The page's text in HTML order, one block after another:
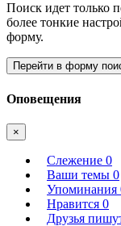
Поиск идет только
более тонкие
форму.
Перейти в форму
Оповещения
×
Слежение 0
Ваши темы 0
Упоминания
Нравится 0
Друзья